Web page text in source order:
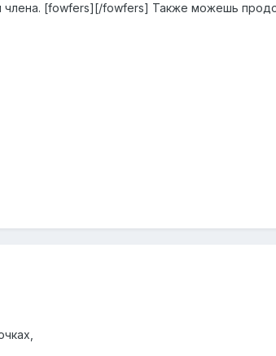
[fowfers][/fowfers] Также можешь